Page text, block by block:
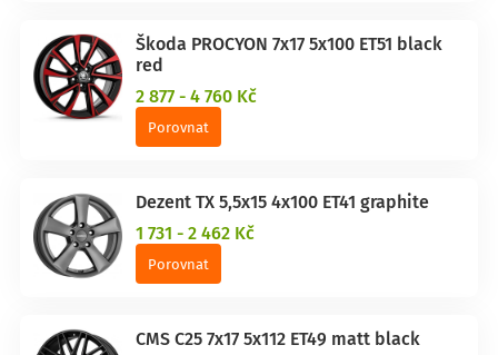
Škoda PROCYON 7x17 5x100 ET51 black
red
2 877 - 4 760 Kč
Porovnat
Dezent TX 5,5x15 4x100 ET41 graphite
1 731 - 2 462 Kč
Porovnat
CMS C25 7x17 5x112 ET49 matt black